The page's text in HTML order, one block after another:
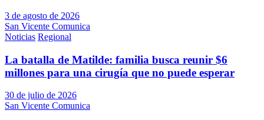
3 de agosto de 2026
San Vicente Comunica
Noticias Regional
La batalla de Matilde: familia busca reunir $6
millones para una cirugía que no puede esperar
30 de julio de 2026
San Vicente Comunica